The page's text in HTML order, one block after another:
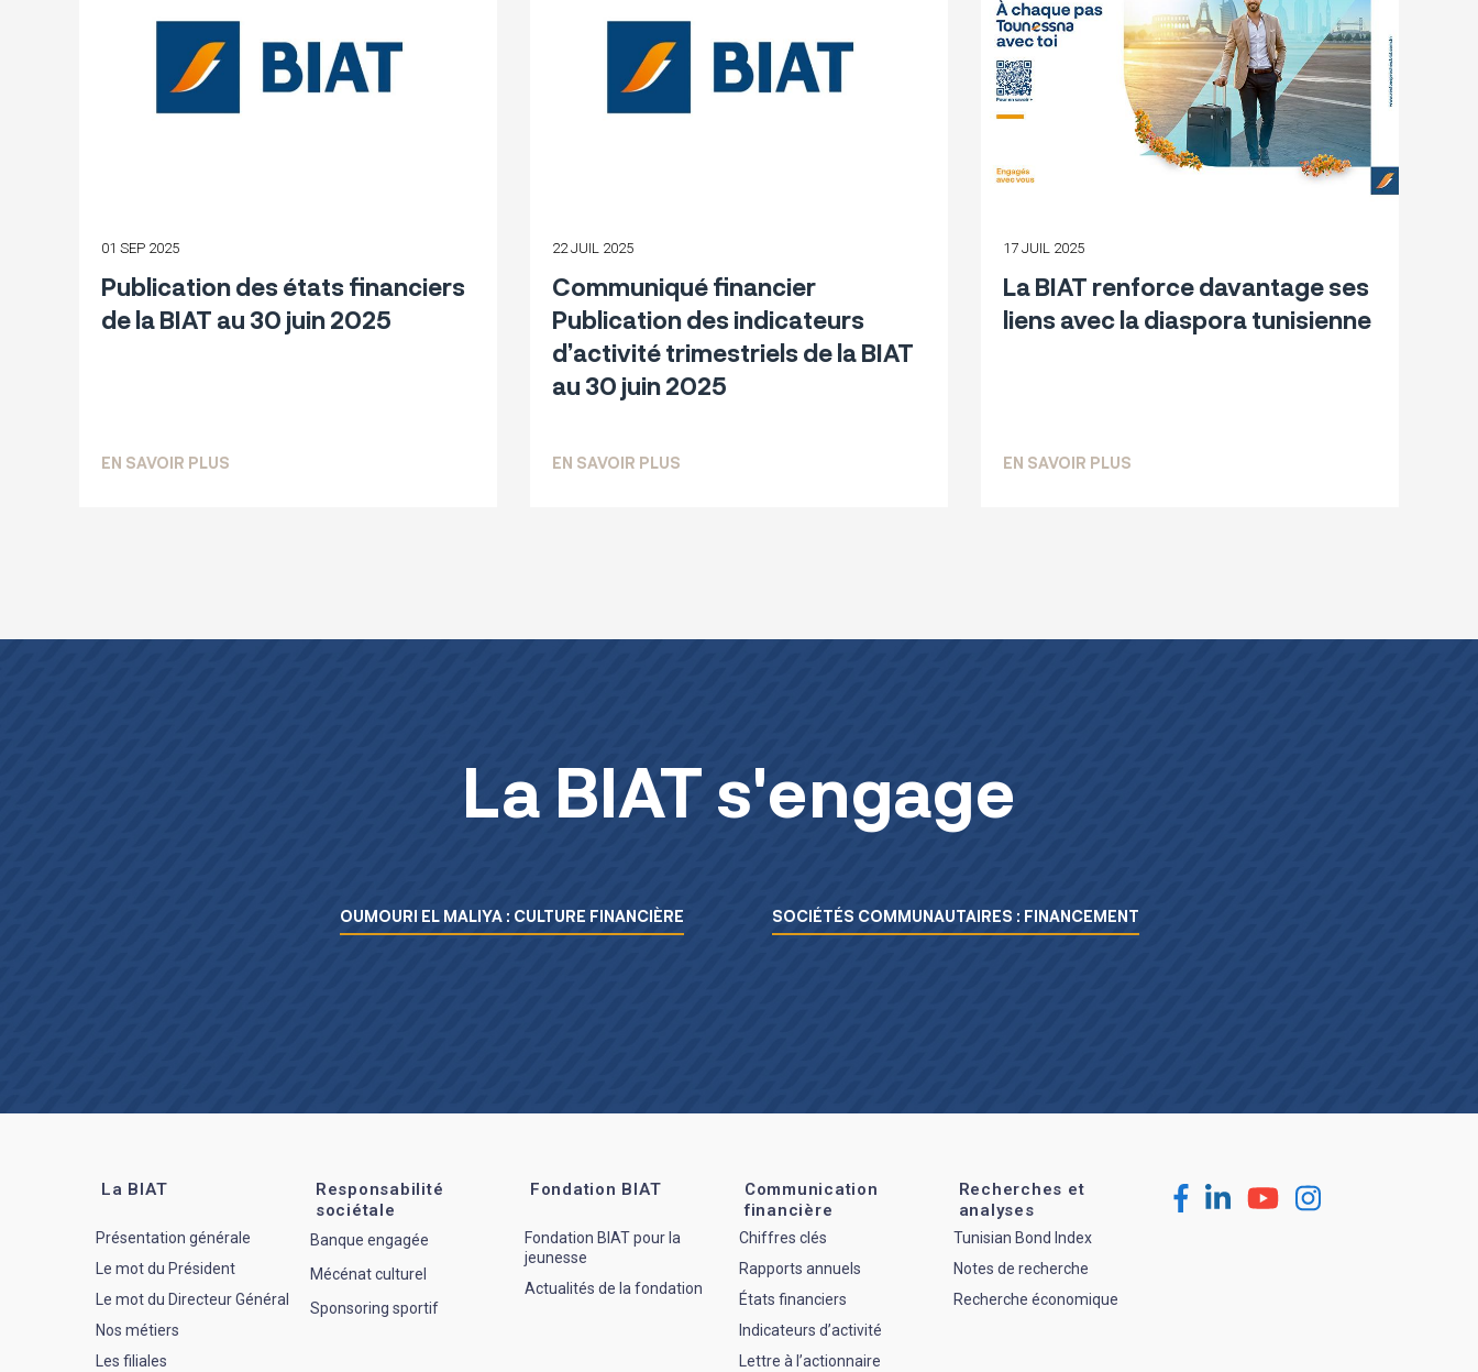
01 SEP 2025
Publication des états financiers
de la BIAT au 30 juin 2025
EN SAVOIR PLUS SUR PUBLICATION DES ÉTATS FINANCIERS DE LA BIAT AU 30 JUIN 2025
22 JUIL 2025
Communiqué financier
Publication des indicateurs
d’activité trimestriels de la BIAT
au 30 juin 2025
EN SAVOIR PLUSSUR COMMUNIQUÉ FINANCIER PUBLICATION DES INDICATEURS D’ACTIVITÉ TRIMESTRIELS DE LA
17 JUIL 2025
La BIAT renforce davantage ses
liens avec la diaspora tunisienne
EN SAVOIR PLUSSUR LA BIAT RENFORCE DAVANTAGE SES
La BIAT s'engage
Menu L’essentiel de la BIAT
OUMOURI EL MALIYA : CULTURE FINANCIÈRE SOCIÉTÉS COMMUNAUTAIRES : FINANCEMENT
La BIAT
Présentation générale
Le mot du Président
Le mot du Directeur Général
Nos métiers
Les filiales
Responsabilité
sociétale
Banque engagée
Mécénat culturel
Sponsoring sportif
Fondation BIAT
Fondation BIAT pour la
jeunesse
Actualités de la fondation
Communication
financière
Chiffres clés
Rapports annuels
États financiers
Indicateurs d’activité
Lettre à l’actionnaire
Recherches et
analyses
Tunisian Bond Index
Notes de recherche
Recherche économique